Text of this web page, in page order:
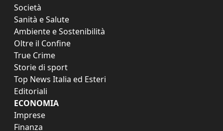
Società
Sanità e Salute
Ambiente e Sostenibilità
Oltre il Confine
True Crime
Storie di sport
Top News Italia ed Esteri
Editoriali
ECONOMIA
Imprese
Finanza